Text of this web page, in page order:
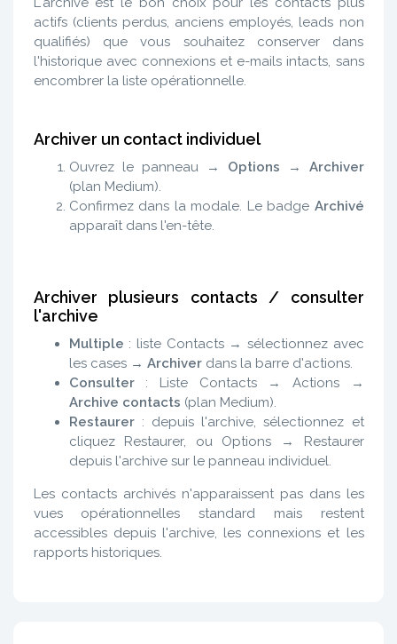
actifs (clients perdus, anciens employés, leads non
qualifiés) que vous souhaitez conserver dans
l'historique avec connexions et e-mails intacts, sans
encombrer la liste opérationnelle.
Archiver un contact individuel
Ouvrez le panneau → Options → Archiver
(plan Medium).
Confirmez dans la modale. Le badge Archivé
apparaît dans l'en-tête.
Archiver plusieurs contacts / consulter
l'archive
Multiple : liste Contacts → sélectionnez avec
les cases → Archiverdans la barre d'actions.
Consulter: Liste Contacts → Actions →
Archive contacts (plan Medium).
Restaurer: depuis l'archive, sélectionnez et
cliquez Restaurer, ou Options → Restaurer
depuis l'archive sur le panneau individuel.
Les contacts archivés n'apparaissent pas dans les
vues opérationnelles standard mais restent
accessibles depuis l'archive, les connexions et les
rapports historiques.